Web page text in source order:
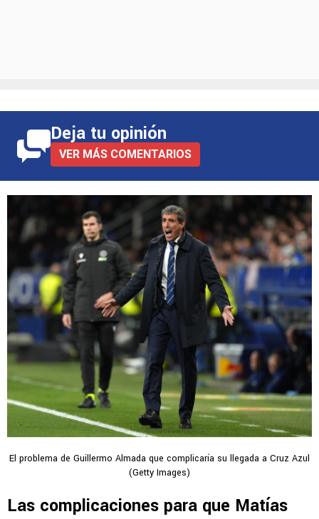
Deja tu opinión
VER MÁS COMENTARIOS
El problema de Guillermo Almada que complicaría su llegada a Cruz Azul
(Getty Images)
Las complicaciones para que Matías